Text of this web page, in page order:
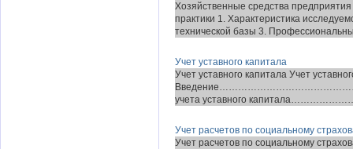
Хозяйственные средства
практики 1. Характеристика
технической базы 3.
Учет уставного капитала
Учет уставного капитала Учет
учета уставного
Учет расчетов по социальному
Учет расчетов по социальному